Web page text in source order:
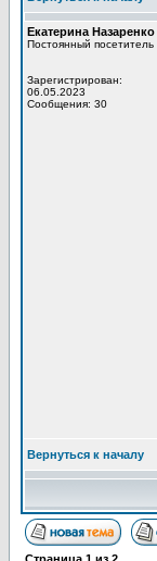
Екатерина Назаренко
Постоянный посетитель
Зарегистрирован:
06.05.2023
Сообщения: 30
Вернуться к началу